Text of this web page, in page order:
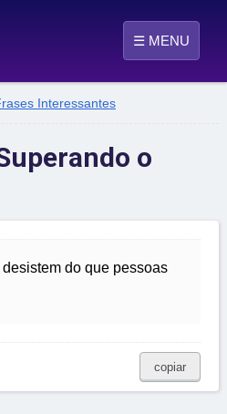
☰ MENU
Interessantes
o
do que pessoas
copiar